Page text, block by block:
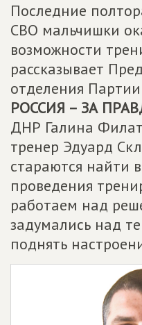
Последние
СВО мальчишки
возможности
рассказывает
отделения Партии
РОССИЯ – ЗА
ДНР Галина
тренер Эдуард
стараются найти
проведения
работаем над
задумались над
поднять